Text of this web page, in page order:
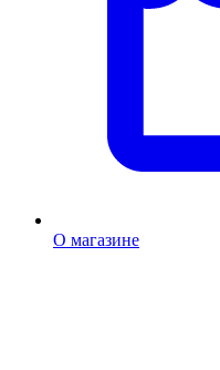
О магазине